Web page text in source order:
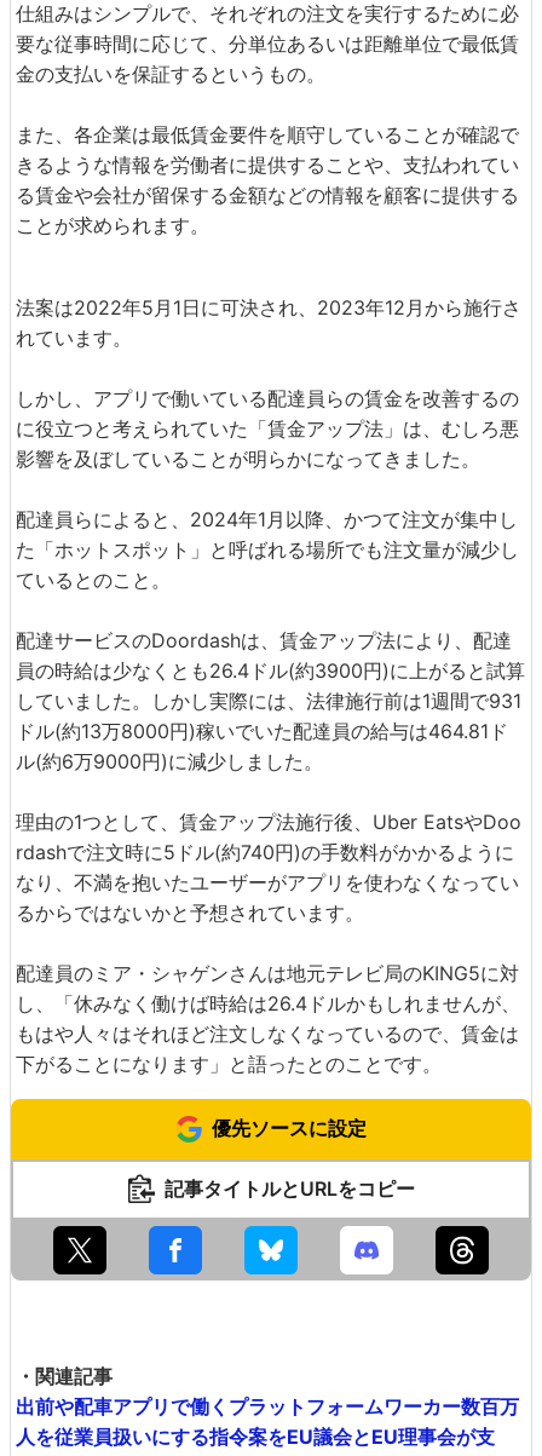
仕組みはシンプルで、それぞれの注文を実行するために必
要な従事時間に応じて、分単位あるいは距離単位で最低賃
金の支払いを保証するというもの。
また、各企業は最低賃金要件を順守していることが確認で
きるような情報を労働者に提供することや、支払われてい
る賃金や会社が留保する金額などの情報を顧客に提供する
ことが求められます。
法案は2022年5月1日に可決され、2023年12月から施行さ
れています。
しかし、アプリで働いている配達員らの賃金を改善するの
に役立つと考えられていた「賃金アップ法」は、むしろ悪
影響を及ぼしていることが明らかになってきました。
配達員らによると、2024年1月以降、かつて注文が集中し
た「ホットスポット」と呼ばれる場所でも注文量が減少し
ているとのこと。
配達サービスのDoordashは、賃金アップ法により、配達
員の時給は少なくとも26.4ドル(約3900円)に上がると試算
していました。しかし実際には、法律施行前は1週間で931
ドル(約13万8000円)稼いでいた配達員の給与は464.81ド
ル(約6万9000円)に減少しました。
理由の1つとして、賃金アップ法施行後、Uber EatsやDoo
rdashで注文時に5ドル(約740円)の手数料がかかるように
なり、不満を抱いたユーザーがアプリを使わなくなってい
るからではないかと予想されています。
配達員のミア・シャゲンさんは地元テレビ局のKING5に対
し、「休みなく働けば時給は26.4ドルかもしれませんが、
もはや人々はそれほど注文しなくなっているので、賃金は
下がることになります」と語ったとのことです。
優先ソースに設定
記事タイトルとURLをコピー
・関連記事
出前や配車アプリで働くプラットフォームワーカー数百万
人を従業員扱いにする指令案をEU議会とEU理事会が支